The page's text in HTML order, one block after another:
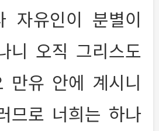
자유인이 분별이
니 오직 그리스도
만유 안에 계시니
므로 너희는 하나